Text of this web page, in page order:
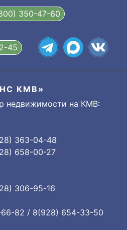
350-47-60
45
КМВ»
недвижимости на КМВ:
363-04-48
658-00-27
306-95-16
82 / 8(928) 654-33-50